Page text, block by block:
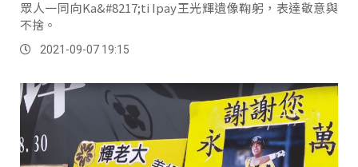
眾人一同向Ka&#8217;ti Ipay王光輝遺像鞠躬，表達敬意與
不捨。
2021-09-07 19:15